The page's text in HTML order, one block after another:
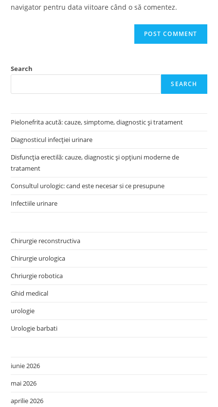
navigator pentru data viitoare când o să comentez.
Search
SEARCH
Pielonefrita acută: cauze, simptome, diagnostic și tratament
Diagnosticul infecției urinare
Disfuncția erectilă: cauze, diagnostic și opțiuni moderne de
tratament
Consultul urologic: cand este necesar si ce presupune
Infectiile urinare
Chirurgie reconstructiva
Chirurgie urologica
Chriurgie robotica
Ghid medical
urologie
Urologie barbati
iunie 2026
mai 2026
aprilie 2026